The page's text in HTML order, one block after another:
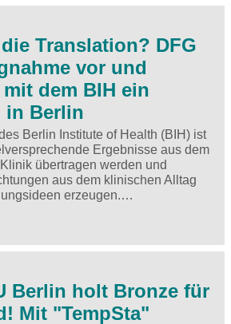
Translation? DFG
vor und
dem BIH ein
in Berlin
Berlin Institute of Health (BIH) ist
Ergebnisse aus dem
übertragen werden und
aus dem klinischen Alltag
erzeugen.…
Berlin holt Bronze für
Mit "TempSta"